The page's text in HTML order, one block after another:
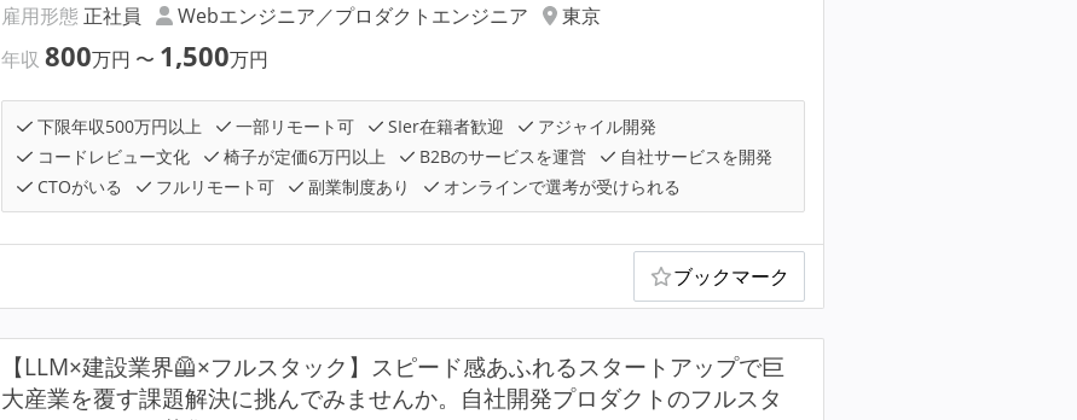
雇用形態 正社員 Webエンジニア／プロダクトエンジニア
東京
年収800万円 〜 1,500万円
下限年収500万円以上 一部リモート可 SIer在籍者歓迎
アジャイル開発
コードレビュー文化
椅子が定価6万円以上 B2Bのサービスを運営
自社サービスを開発
CTOがいる
フルリモート可 副業制度あり オンラインで選考が受けられる
ブックマーク
【LLM×建設業界🦺×フルスタック】スピード感あふれるスタートアップで巨
大産業を覆す課題解決に挑んでみませんか。自社開発プロダクトのフルスタ